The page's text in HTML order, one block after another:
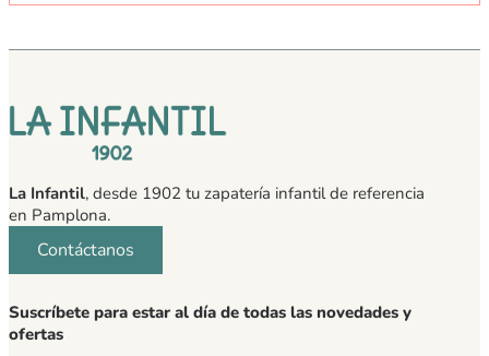
La Infantil, desde 1902 tu zapatería infantil de referencia
en Pamplona.
Contáctanos
Suscríbete para estar al día de todas las novedades y
ofertas